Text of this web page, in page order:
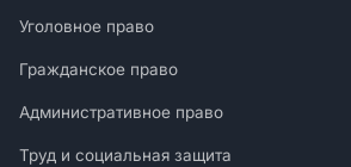
Уголовное право
Гражданское право
Административное право
Труд и социальная защита